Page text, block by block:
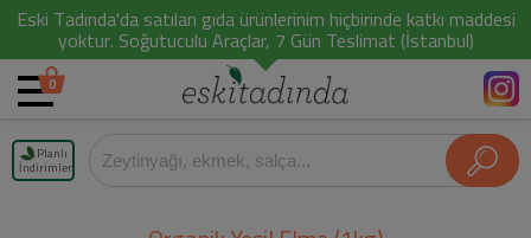
Eski Tadında'da satılan gıda ürünlerinim hiçbirinde katkı maddesi
yoktur. Soğutuculu Araçlar, 7 Gün Teslimat (İstanbul)
0
Planlı
İndirimler